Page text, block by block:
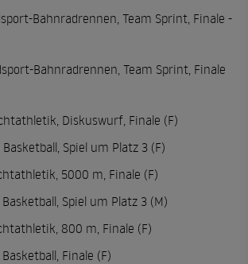
Bahnradrennen, Team Sprint, Finale -
Bahnradrennen, Team Sprint, Finale
Diskuswurf, Finale (F)
Spiel um Platz 3 (F)
5000 m, Finale (F)
Spiel um Platz 3 (M)
800 m, Finale (F)
Finale (F)